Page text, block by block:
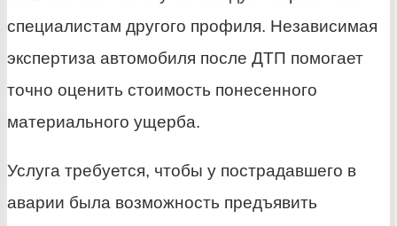
специалистам другого профиля. Независимая
экспертиза автомобиля после ДТП помогает
точно оценить стоимость понесенного
материального ущерба.
Услуга требуется, чтобы у пострадавшего в
аварии была возможность предъявить